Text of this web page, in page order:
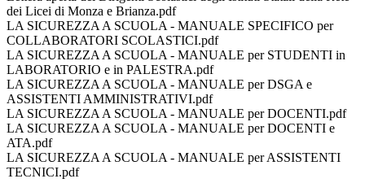
dei Licei di Monza e Brianza.pdf
LA SICUREZZA A SCUOLA - MANUALE SPECIFICO per
COLLABORATORI SCOLASTICI.pdf
LA SICUREZZA A SCUOLA - MANUALE per STUDENTI in
LABORATORIO e in PALESTRA.pdf
LA SICUREZZA A SCUOLA - MANUALE per DSGA e
ASSISTENTI AMMINISTRATIVI.pdf
LA SICUREZZA A SCUOLA - MANUALE per DOCENTI.pdf
LA SICUREZZA A SCUOLA - MANUALE per DOCENTI e
ATA.pdf
LA SICUREZZA A SCUOLA - MANUALE per ASSISTENTI
TECNICI.pdf